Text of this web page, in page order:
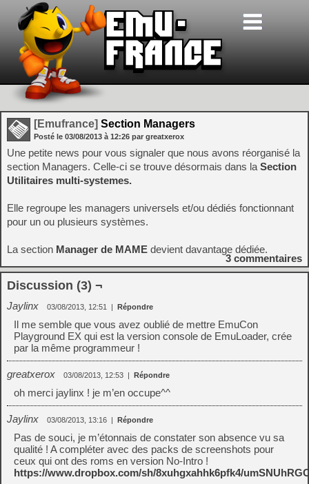
[Emufrance] Section Managers
Posté le 03/08/2013 à 12:26 par greatxerox
Une petite news pour vous signaler que nous avons réorganisé la
section Managers. Celle-ci se trouve désormais dans la Section
Utilitaires multi-systemes.
Elle regroupe les managers universels et/ou dédiés fonctionnant
pour un ou plusieurs systèmes.
La section Manager de MAME devient davantage dédiée.
3 commentaires
Discussion (3) ¬
Jaylinx 03/08/2013, 12:51 | Répondre
Il me semble que vous avez oublié de mettre EmuCon
Playground EX qui est la version console de EmuLoader, crée
par la même programmeur !
greatxerox 03/08/2013, 12:53 | Répondre
oh merci jaylinx ! je m’en occupe^^
Jaylinx 03/08/2013, 13:16 | Répondre
Pas de souci, je m’étonnais de constater son absence vu sa
qualité ! A compléter avec des packs de screenshots pour
ceux qui ont des roms en version No-Intro !
https://www.dropbox.com/sh/8xuhgxahhk6pfk4/